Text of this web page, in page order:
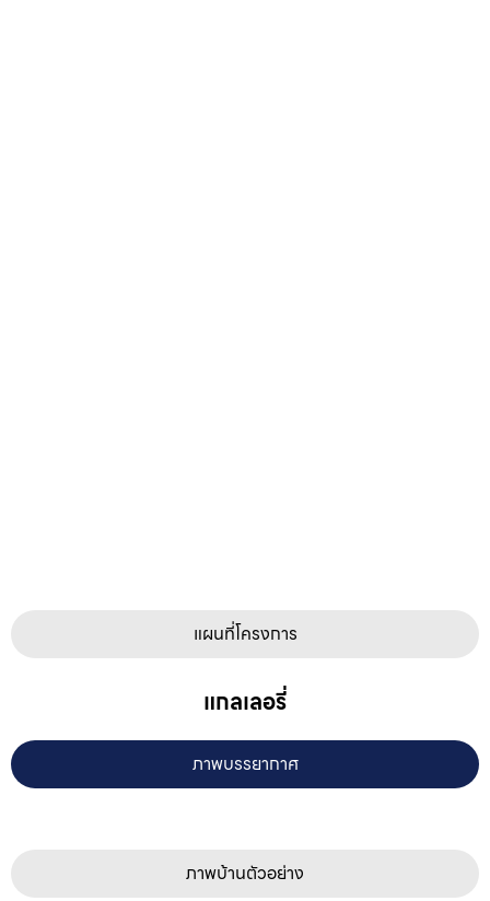
แผนที่โครงการ
แกลเลอรี่
ภาพบรรยากาศ
ภาพบ้านตัวอย่าง